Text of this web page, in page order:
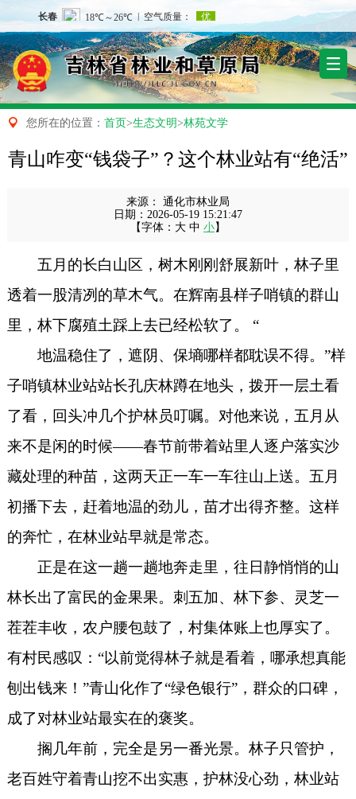
 您所在的位置： 首页>生态文明>林苑文学
青山咋变“钱袋子”？这个林业站有“绝活”
来源：
通化市林业局
日期： 2026-05-19 15:21:47
【字体： 大 中 小】
五月的长白山区，树木刚刚舒展新叶，林子里
透着一股清冽的草木气。在辉南县样子哨镇的群山
里，林下腐殖土踩上去已经松软了。 “
地温稳住了，遮阴、保墒哪样都耽误不得。”样
子哨镇林业站站长孔庆林蹲在地头，拨开一层土看
了看，回头冲几个护林员叮嘱。对他来说，五月从
来不是闲的时候——春节前带着站里人逐户落实沙
藏处理的种苗，这两天正一车一车往山上送。五月
初播下去，赶着地温的劲儿，苗才出得齐整。这样
的奔忙，在林业站早就是常态。
正是在这一趟一趟地奔走里，往日静悄悄的山
林长出了富民的金果果。刺五加、林下参、灵芝一
茬茬丰收，农户腰包鼓了，村集体账上也厚实了。
有村民感叹：“以前觉得林子就是看着，哪承想真能
刨出钱来！”青山化作了“绿色银行”，群众的口碑，
成了对林业站最实在的褒奖。
搁几年前，完全是另一番光景。林子只管护，
老百姓守着青山挖不出实惠，护林没心劲，林业站